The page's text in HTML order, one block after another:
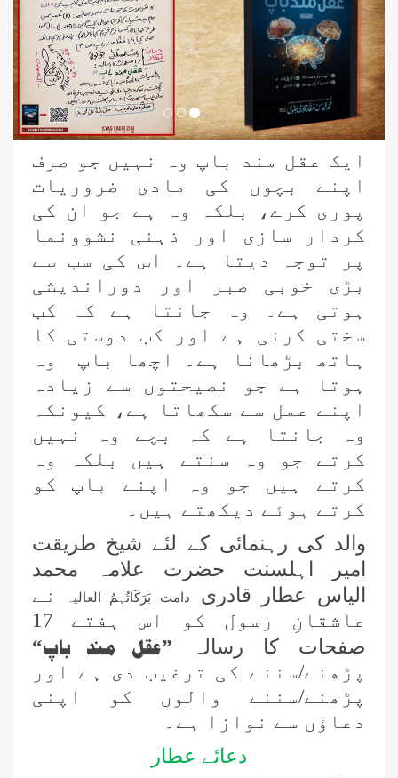
ایک عقل مند باپ وہ نہیں جو صرف
اپنے بچوں کی مادی ضروریات
پوری کرے، بلکہ وہ ہے جو ان کی
کردار سازی اور ذہنی نشوونما
پر توجہ دیتا ہے۔ اس کی سب سے
بڑی خوبی صبر اور دوراندیشی
ہوتی ہے۔ وہ جانتا ہے کہ کب
سختی کرنی ہے اور کب دوستی کا
ہاتھ بڑھانا ہے۔ اچھا باپ وہ
ہوتا ہے جو نصیحتوں سے زیادہ
اپنے عمل سے سکھاتا ہے، کیونکہ
وہ جانتا ہے کہ بچے وہ نہیں
کرتے جو وہ سنتے ہیں بلکہ وہ
کرتے ہیں جو وہ اپنے باپ کو
کرتے ہوئے دیکھتے ہیں۔
والد کی رہنمائی کے لئے شیخ طریقت
امیر اہلسنت حضرت علامہ محمد
الیاس عطار قادری
دامت بَرَکَاتُہمُ العالیہ
نے
عاشقانِ رسول کو اس ہفتے 17
صفحات کا رسالہ ”عقل مند باپ“
پڑھنے/سننے کی ترغیب دی ہے اور
پڑھنے/سننے والوں کو اپنی
دعاؤں سے نوازا ہے۔
دعائے عطارمدنی پھول (قسط:01)“